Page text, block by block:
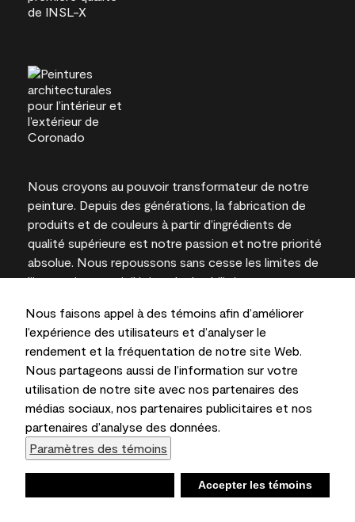
Nous faisons appel à des témoins afin d’améliorer
l’expérience des utilisateurs et d’analyser le
rendement et la fréquentation de notre site Web.
Nous partageons aussi de l’information sur votre
utilisation de notre site avec nos partenaires des
médias sociaux, nos partenaires publicitaires et nos
partenaires d’analyse des données.
Paramètres des témoins
Accepter les témoins
Nous croyons au pouvoir transformateur de notre
peinture. Depuis des générations, la fabrication de
produits et de couleurs à partir d’ingrédients de
qualité supérieure est notre passion et notre priorité
absolue. Nous repoussons sans cesse les limites de
l’innovation et privilégions la durabilité pour
l’expertise locale.
Les couleurs représentées à l’écran et sur les
documents imprimés peuvent différer des couleurs
en contenant.